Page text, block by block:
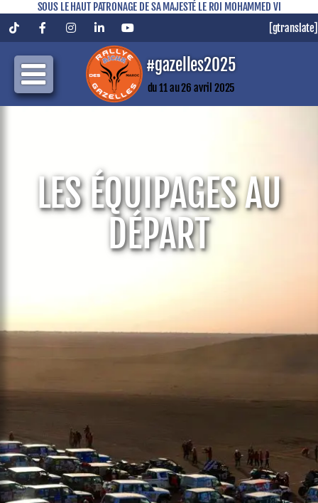
SOUS LE HAUT PATRONAGE DE SA MAJESTÉ LE ROI MOHAMMED VI
TiktokFacebookInstagramLinkedInYouTube [gtranslate]
#gazelles2025
du 11 au 26 avril 2025
LES ÉQUIPAGES AU
DÉPART